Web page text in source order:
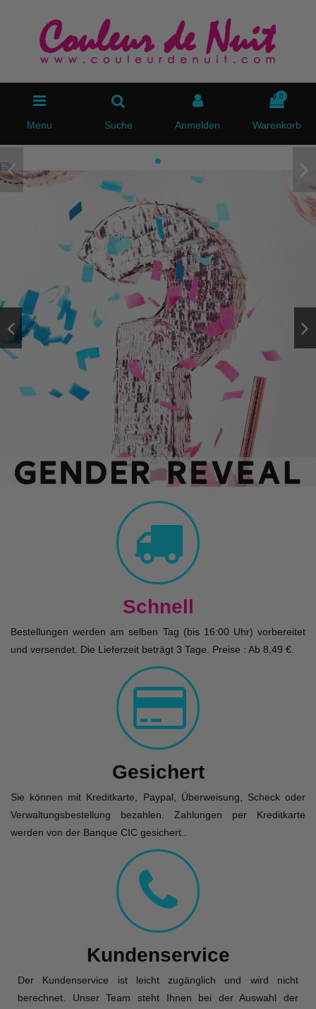
Menu Suche Anmelden
0
Warenkorb
Schnell
Bestellungen werden am selben Tag (bis 16:00 Uhr) vorbereitet
und versendet. Die Lieferzeit beträgt 3 Tage. Preise : Ab 8,49 €.
Gesichert
Sie können mit Kreditkarte, Paypal, Überweisung, Scheck oder
Verwaltungsbestellung bezahlen. Zahlungen per Kreditkarte
werden von der Banque CIC gesichert..
Kundenservice
Der Kundenservice ist leicht zugänglich und wird nicht
berechnet. Unser Team steht Ihnen bei der Auswahl der